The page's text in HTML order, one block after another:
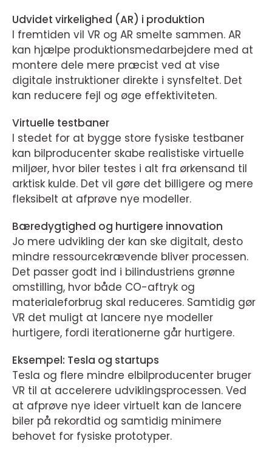
Udvidet virkelighed (AR) i produktion
I fremtiden vil VR og AR smelte sammen. AR
kan hjælpe produktionsmedarbejdere med at
montere dele mere præcist ved at vise
digitale instruktioner direkte i synsfeltet. Det
kan reducere fejl og øge effektiviteten.
Virtuelle testbaner
I stedet for at bygge store fysiske testbaner
kan bilproducenter skabe realistiske virtuelle
miljøer, hvor biler testes i alt fra ørkensand til
arktisk kulde. Det vil gøre det billigere og mere
fleksibelt at afprøve nye modeller.
Bæredygtighed og hurtigere innovation
Jo mere udvikling der kan ske digitalt, desto
mindre ressourcekrævende bliver processen.
Det passer godt ind i bilindustriens grønne
omstilling, hvor både CO-aftryk og
materialeforbrug skal reduceres. Samtidig gør
VR det muligt at lancere nye modeller
hurtigere, fordi iterationerne går hurtigere.
Eksempel: Tesla og startups
Tesla og flere mindre elbilproducenter bruger
VR til at accelerere udviklingsprocessen. Ved
at afprøve nye ideer virtuelt kan de lancere
biler på rekordtid og samtidig minimere
behovet for fysiske prototyper.